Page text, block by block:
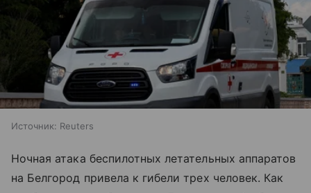
Источник: Reuters
Ночная атака беспилотных летательных аппаратов
на Белгород привела к гибели трех человек. Как